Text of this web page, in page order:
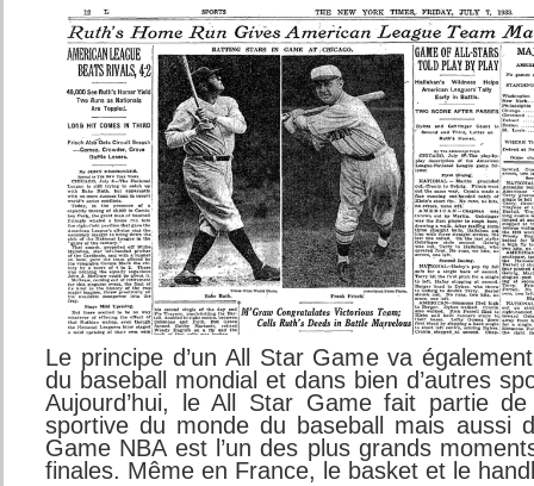
Le principe d’un All Star Game va
du baseball mondial et dans bien d’autres
Aujourd’hui, le All Star Game fait partie
sportive du monde du baseball mais aussi
Game NBA est l’un des plus grands
finales. Même en France, le basket et le